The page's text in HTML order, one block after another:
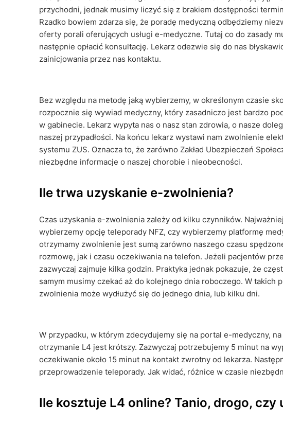
przychodni, jednak musimy liczyć się z brakiem dostępności
Rzadko bowiem zdarza się, że poradę medyczną odbędziemy
oferty porali oferujących usługi e-medyczne. Tutaj co do zasady
następnie opłacić konsultację. Lekarz odezwie się do nas
zainicjowania przez nas kontaktu.
Bez względu na metodę jaką wybierzemy, w określonym czasie
rozpocznie się wywiad medyczny, który zasadniczo jest bardzo
w gabinecie. Lekarz wypyta nas o nasz stan zdrowia, o nasze
naszej przypadłości. Na końcu lekarz wystawi nam zwolnienie
systemu ZUS. Oznacza to, że zarówno Zakład Ubezpieczeń
niezbędne informacje o naszej chorobie i nieobecności.
Ile trwa uzyskanie e-zwolnienia?
Czas uzyskania e-zwolnienia zależy od kilku czynników.
wybierzemy opcję teleporady NFZ, czy wybierzemy platformę
otrzymamy zwolnienie jest sumą zarówno naszego czasu
rozmowę, jak i czasu oczekiwania na telefon. Jeżeli pacjentów
zazwyczaj zajmuje kilka godzin. Praktyka jednak pokazuje, że
samym musimy czekać aż do kolejnego dnia roboczego. W takich
zwolnienia może wydłużyć się do jednego dnia, lub kilku dni.
W przypadku, w którym zdecydujemy się na portal e-medyczny,
otrzymanie L4 jest krótszy. Zazwyczaj potrzebujemy 5 minut na
oczekiwanie około 15 minut na kontakt zwrotny od lekarza.
przeprowadzenie teleporady. Jak widać, różnice w czasie
Ile kosztuje L4 online? Tanio, drogo, czy